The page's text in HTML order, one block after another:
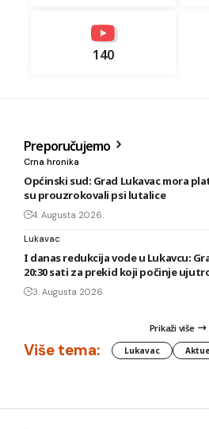
140
Preporučujemo
Crna hronika
Općinski sud: Grad Lukavac mora
su prouzrokovali psi lutalice
4. Augusta 2026.
Lukavac
I danas redukcija vode u Lukavcu:
20:30 sati za prekid koji počinje
3. Augusta 2026.
Prikaži više
Više tema: Lukavac